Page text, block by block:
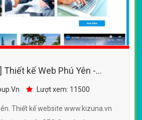
Thiết kế Web Phú Yên -
Lượt xem: 11500
Thiết kế website www.kizuna.vn